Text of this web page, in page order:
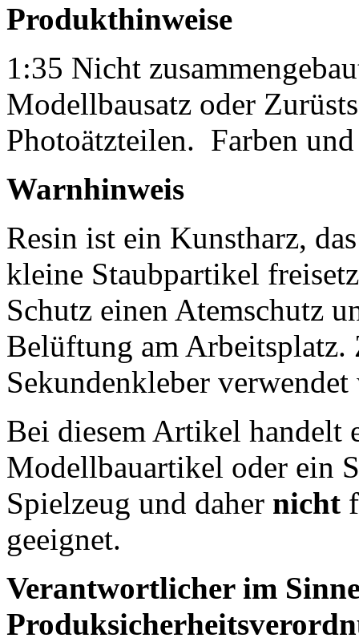
Produkthinweise
1:35 Nicht
Modellbausatz oder
Photoätzteilen. Farben
Warnhinweis
Resin ist ein Kunstharz,
kleine Staubpartikel
Schutz einen Atemschutz
Belüftung am Arbeitsplatz.
Sekundenkleber verwendet
Bei diesem Artikel handelt
Modellbauartikel oder ein
Spielzeug und daher nicht
geeignet.
Verantwortlicher im